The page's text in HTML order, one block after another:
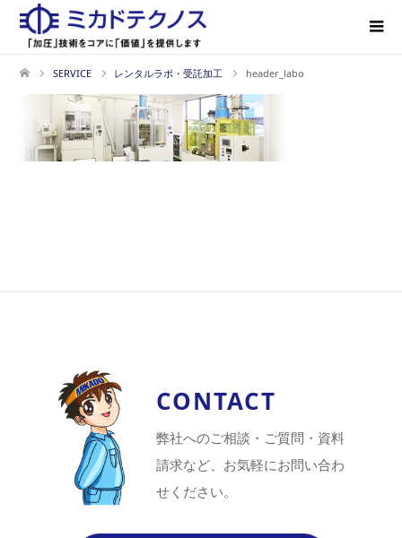
SERVICE レンタルラボ・受託加工 header_labo
CONTACT
弊社へのご相談・ご質問・資料
請求など、お気軽にお問い合わ
せください。